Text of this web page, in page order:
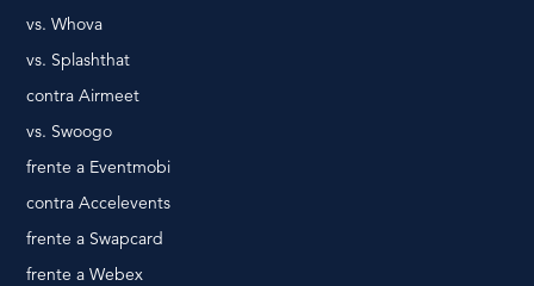
vs. Whova
vs. Splashthat
contra Airmeet
vs. Swoogo
frente a Eventmobi
contra Accelevents
frente a Swapcard
frente a Webex